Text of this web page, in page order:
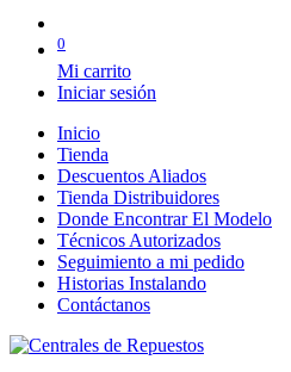
0
Mi carrito
Iniciar sesión
Inicio
Tienda
Descuentos Aliados
Tienda Distribuidores
Donde Encontrar El Modelo
Técnicos Autorizados
Seguimiento a mi pedido
Historias Instalando
Contáctanos